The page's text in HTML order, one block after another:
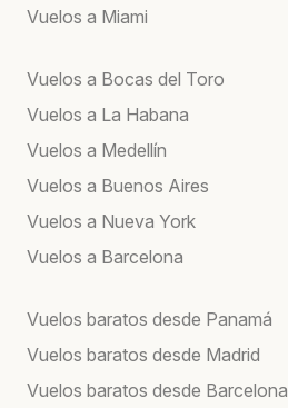
Vuelos a Miami
Vuelos a Bocas del Toro
Vuelos a La Habana
Vuelos a Medellín
Vuelos a Buenos Aires
Vuelos a Nueva York
Vuelos a Barcelona
Vuelos baratos desde Panamá
Vuelos baratos desde Madrid
Vuelos baratos desde Barcelona